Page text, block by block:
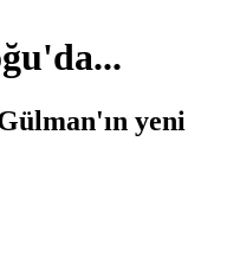
yeni